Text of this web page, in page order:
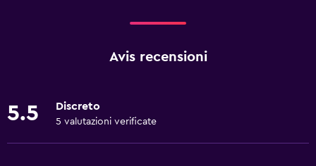
Avis recensioni
5.5 Discreto
5 valutazioni verificate